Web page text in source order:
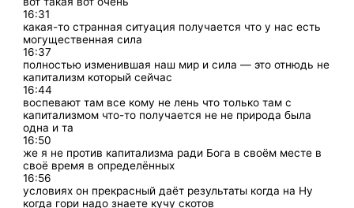
16:31
какая-то странная ситуация получается что у нас есть
могущественная сила
16:37
полностью изменившая наш мир и сила — это отнюдь не
капитализм который сейчас
16:44
воспевают там все кому не лень что только там с
капитализмом что-то получается не не природа была
одна и та
16:50
же я не против капитализма ради Бога в своём месте в
своё время в определённых
16:56
условиях он прекрасный даёт результаты когда на Ну
когда гори надо знаете кучу скотов